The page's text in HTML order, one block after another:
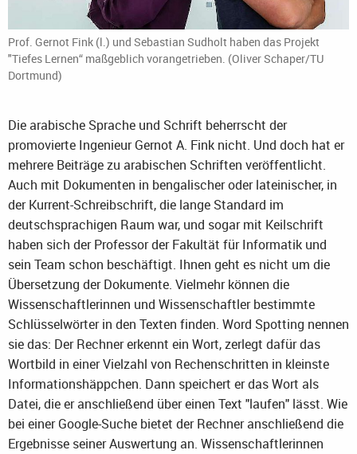
Prof. Gernot Fink (l.) und Sebastian Sudholt haben das Projekt
"Tiefes Lernen“ maßgeblich vorangetrieben. (Oliver Schaper/TU
Dortmund)
Die arabische Sprache und Schrift beherrscht der
promovierte Ingenieur Gernot A. Fink nicht. Und doch hat er
mehrere Beiträge zu arabischen Schriften veröffentlicht.
Auch mit Dokumenten in bengalischer oder lateinischer, in
der Kurrent-Schreibschrift, die lange Standard im
deutschsprachigen Raum war, und sogar mit Keilschrift
haben sich der Professor der Fakultät für Informatik und
sein Team schon beschäftigt. Ihnen geht es nicht um die
Übersetzung der Dokumente. Vielmehr können die
Wissenschaftlerinnen und Wissenschaftler bestimmte
Schlüsselwörter in den Texten finden. Word Spotting nennen
sie das: Der Rechner erkennt ein Wort, zerlegt dafür das
Wortbild in einer Vielzahl von Rechenschritten in kleinste
Informationshäppchen. Dann speichert er das Wort als
Datei, die er anschließend über einen Text "laufen" lässt. Wie
bei einer Google-Suche bietet der Rechner anschließend die
Ergebnisse seiner Auswertung an. Wissenschaftlerinnen